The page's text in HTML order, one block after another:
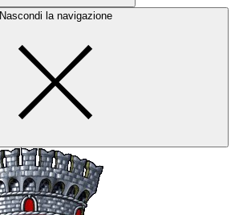
Nascondi la navigazione